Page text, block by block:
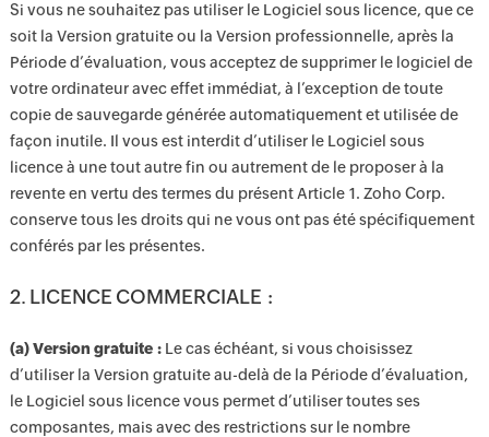
Si vous ne souhaitez pas utiliser le Logiciel sous licence, que ce
soit la Version gratuite ou la Version professionnelle, après la
Période d’évaluation, vous acceptez de supprimer le logiciel de
votre ordinateur avec effet immédiat, à l’exception de toute
copie de sauvegarde générée automatiquement et utilisée de
façon inutile. Il vous est interdit d’utiliser le Logiciel sous
licence à une tout autre fin ou autrement de le proposer à la
revente en vertu des termes du présent Article 1. Zoho Corp.
conserve tous les droits qui ne vous ont pas été spécifiquement
conférés par les présentes.
2. LICENCE COMMERCIALE :
(a) Version gratuite :Le cas échéant, si vous choisissez
d’utiliser la Version gratuite au-delà de la Période d’évaluation,
le Logiciel sous licence vous permet d’utiliser toutes ses
composantes, mais avec des restrictions sur le nombre